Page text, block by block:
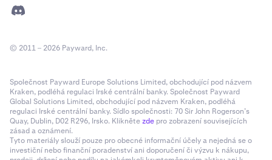
© 2011 – 2026 Payward, Inc.
Společnost Payward Europe Solutions Limited, obchodující pod názvem
Kraken, podléhá regulaci Irské centrální banky. Společnost Payward
Global Solutions Limited, obchodující pod názvem Kraken, podléhá
regulaci Irské centrální banky. Sídlo společnosti: 70 Sir John Rogerson’s
Quay, Dublin, D02 R296, Irsko. Kliknětezde pro zobrazení souvisejících
zásad a oznámení.
Tyto materiály slouží pouze pro obecné informační účely a nejedná se o
investiční nebo finanční poradenství ani doporučení či výzvu k nákupu,